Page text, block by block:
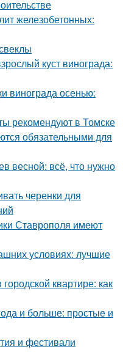
железобетонных:
куст винограда:
винограда осенью:
рекомендуют в Томске
обязательными для
весной: всё, что нужно
черенки для
Ставрополя имеют
условиях: лучшие
квартире: как
и больше: простые и
и фестивали